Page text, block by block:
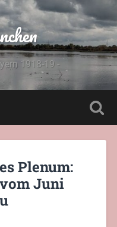
1918-19 -
Plenum:
Juni